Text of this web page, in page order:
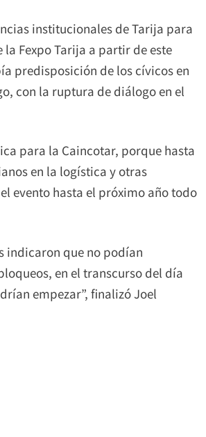
institucionales de Tarija para
Fexpo Tarija a partir de este
predisposición de los cívicos en
con la ruptura de diálogo en el
para la Caincotar, porque hasta
en la logística y otras
evento hasta el próximo año todo
indicaron que no podían
en el transcurso del día
empezar”, finalizó Joel